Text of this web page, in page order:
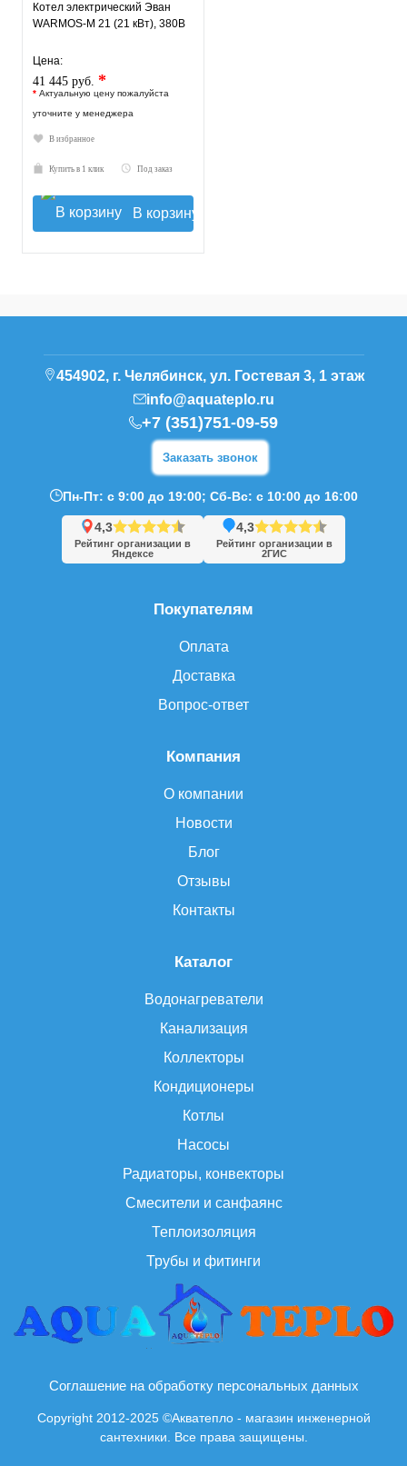
Котел электрический Эван
WARMOS-M 21 (21 кВт), 380В
Цена:
41 445 руб. *
* Актуальную цену пожалуйста
уточните у менеджера
В избранное
Купить в 1 клик Под заказ
В корзину
Каталог
Водонагреватели
Канализация
Коллекторы
Кондиционеры
Котлы
Насосы
Радиаторы, конвекторы
Смесители и санфаянс
Теплоизоляция
Трубы и фитинги
Компания
О компании
Новости
Блог
Отзывы
Контакты
Покупателям
Оплата
Доставка
Вопрос-ответ
454902, г. Челябинск, ул. Гостевая 3, 1 этаж
info@aquateplo.ru
+7 (351)751-09-59
Заказать звонок
Пн-Пт: с 9:00 до 19:00; Сб-Вс: с 10:00 до 16:00
4,3
Рейтинг организации в
Яндексе
4,3
Рейтинг организации в
2ГИС
Соглашение на обработку персональных данных
Copyright 2012-2025 ©Акватепло - магазин инженерной
сантехники. Все права защищены.